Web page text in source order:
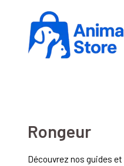
contenu
Rongeur
Découvrez nos guides